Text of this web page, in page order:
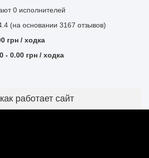
0 исполнителей
(на основании 3167 отзывов)
грн / ходка
- 0.00 грн / ходка
работает сайт